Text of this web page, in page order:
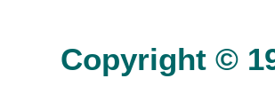
Copyright ©